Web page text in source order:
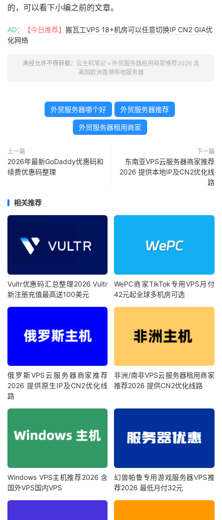
的，可以看下小编之前的文章。
AD： 【今日推荐】 搬瓦工VPS 18+机房可以任意切换IP CN2 GIA优
化网络
未经允许不得转载： 云主机笔记 » 外贸服务器租用商家推荐2026 含
美国欧洲香港等地服务器
外贸服务器哪个好 外贸服务器推荐
外贸服务器租用商家
上一篇
2026年最新GoDaddy优惠码和
续费优惠码整理
下一篇
东南亚VPS云服务器商家推荐
2026 提供本地IP及CN2优化线
路
相关推荐
Vultr优惠码汇总整理2026 Vultr
新注册充值最高送100美元
WePC商家TikTok专用VPS月付
42元起全球多机房可选
俄罗斯VPS云服务器商家推荐
2026 提供原生IP及CN2优化线
路
非洲/南非VPS云服务器租用商家
推荐2026 提供CN2优化线路
Windows VPS主机推荐2026 含
国外VPS国内VPS
幻兽帕鲁专用游戏服务器VPS推
荐2026 最低月付32元